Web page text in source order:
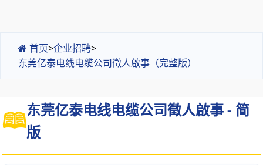
首页>企业招聘>
东莞亿泰电线电缆公司徵人啟事（完整版）
东莞亿泰电线电缆公司徵人啟事 - 简
版